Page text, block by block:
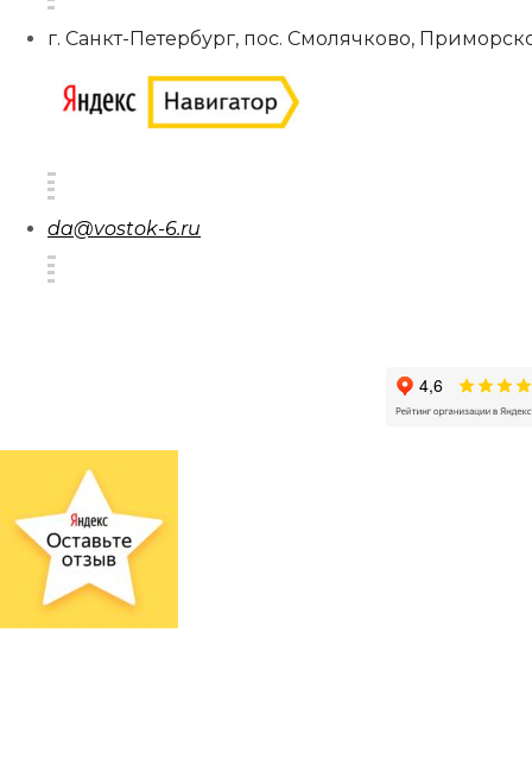
г. Санкт-Петербург, пос. Смолячково,
da@vostok-6.ru